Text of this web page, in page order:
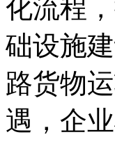
化流程
础设施
路货物
遇，企